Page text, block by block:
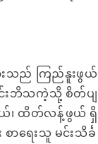
းသည် ကြည်နူးဖွ
းဘိသကဲ့သို့ စိတ်ပျ
ဖွယ်၊ ထိတ်လန့်ဖွ
ရေးသူ မင်းသိင်္